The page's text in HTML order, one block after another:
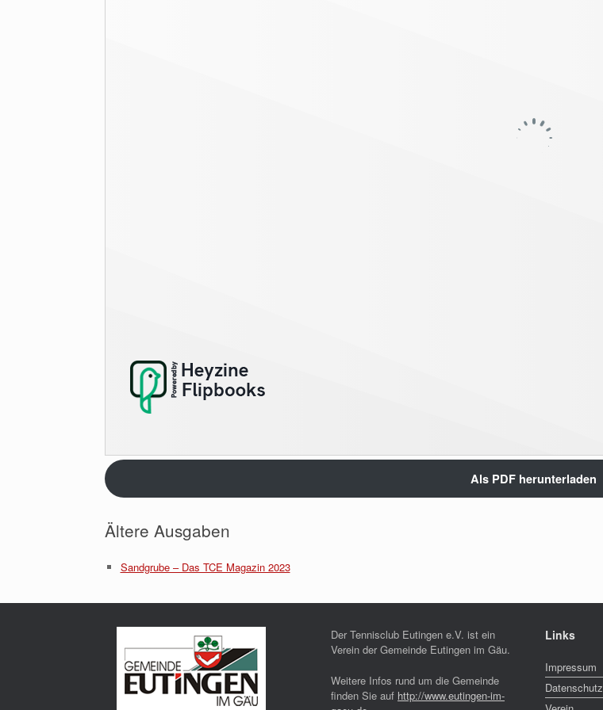
Als PDF herunterladen
Ältere Ausgaben
Sandgrube – Das TCE Magazin 2023
Der Tennisclub Eutingen e.V. ist ein
Verein der Gemeinde Eutingen im Gäu.
Weitere Infos rund um die Gemeinde
finden Sie auf http://www.eutingen-im-
Links
Impressum
Datenschutz